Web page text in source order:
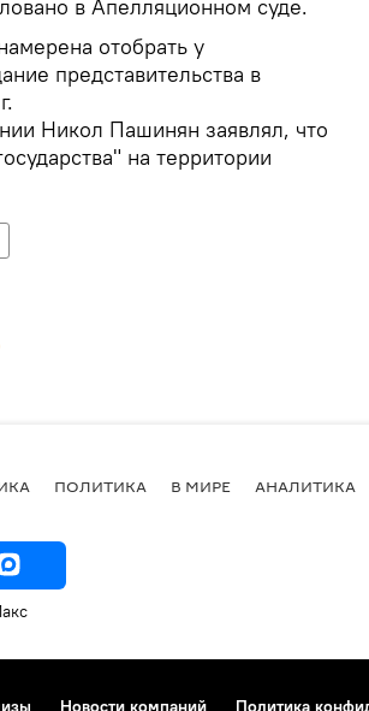
в Апелляционном суде.
отобрать у
представительства в
Никол Пашинян заявлял, что
на территории
ПОЛИТИКА В МИРЕ АНАЛИТИКА
Новости компаний Политика